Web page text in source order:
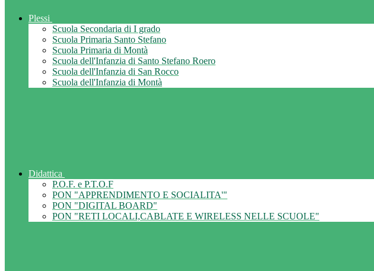
Plessi
Scuola Secondaria di I grado
Scuola Primaria Santo Stefano
Scuola Primaria di Montà
Scuola dell'Infanzia di Santo Stefano Roero
Scuola dell'Infanzia di San Rocco
Scuola dell'Infanzia di Montà
Didattica
P.O.F. e P.T.O.F
PON "APPRENDIMENTO E SOCIALITA'"
PON "DIGITAL BOARD"
PON "RETI LOCALI,CABLATE E WIRELESS NELLE SCUOLE"